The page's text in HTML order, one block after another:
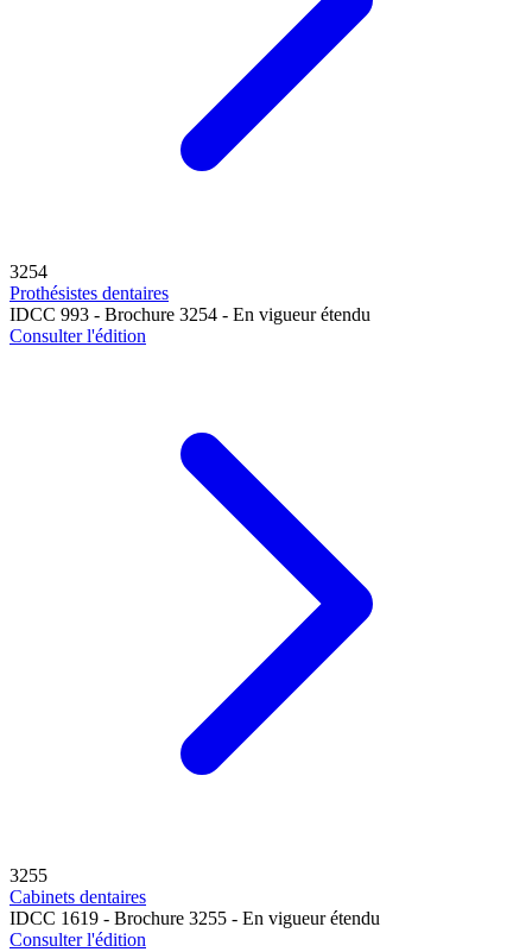
3254
Prothésistes dentaires
IDCC 993 - Brochure 3254 - En vigueur étendu
Consulter l'édition
3255
Cabinets dentaires
IDCC 1619 - Brochure 3255 - En vigueur étendu
Consulter l'édition